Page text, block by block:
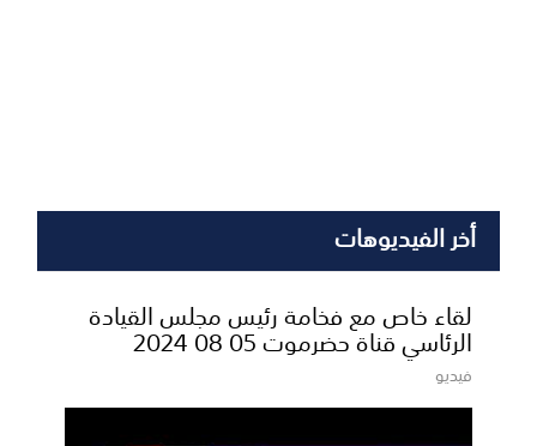
أخر الفيديوهات
لقاء خاص مع فخامة رئيس مجلس القيادة
الرئاسي قناة حضرموت 05 08 2024
فيديو